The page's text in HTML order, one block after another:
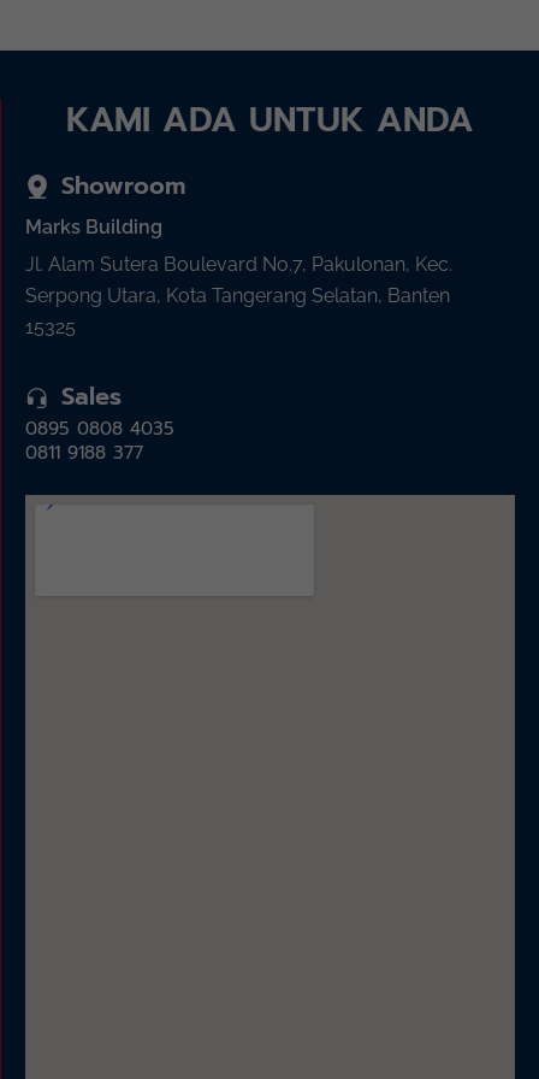
KAMI ADA UNTUK ANDA
Showroom
Marks Building
Jl. Alam Sutera Boulevard No.7, Pakulonan, Kec.
Serpong Utara, Kota Tangerang Selatan, Banten
15325
Sales
0895 0808 4035
0811 9188 377